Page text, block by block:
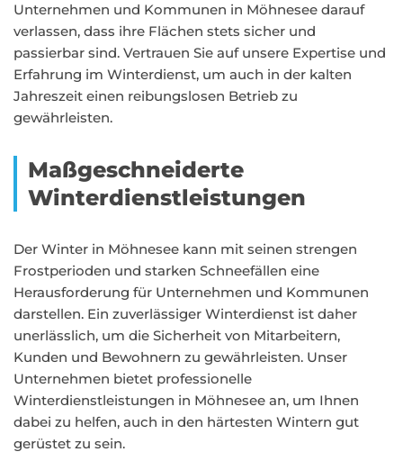
Unternehmen und Kommunen in Möhnesee darauf
verlassen, dass ihre Flächen stets sicher und
passierbar sind. Vertrauen Sie auf unsere Expertise und
Erfahrung im Winterdienst, um auch in der kalten
Jahreszeit einen reibungslosen Betrieb zu
gewährleisten.
Maßgeschneiderte
Winterdienstleistungen
Der Winter in Möhnesee kann mit seinen strengen
Frostperioden und starken Schneefällen eine
Herausforderung für Unternehmen und Kommunen
darstellen. Ein zuverlässiger Winterdienst ist daher
unerlässlich, um die Sicherheit von Mitarbeitern,
Kunden und Bewohnern zu gewährleisten. Unser
Unternehmen bietet professionelle
Winterdienstleistungen in Möhnesee an, um Ihnen
dabei zu helfen, auch in den härtesten Wintern gut
gerüstet zu sein.